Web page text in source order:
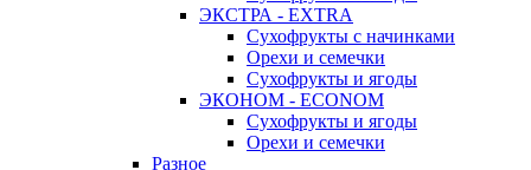
ЭКСТРА - EXTRA
Сухофрукты с начинками
Орехи и семечки
Сухофрукты и ягоды
ЭКОНОМ - ECONOM
Сухофрукты и ягоды
Орехи и семечки
Разное